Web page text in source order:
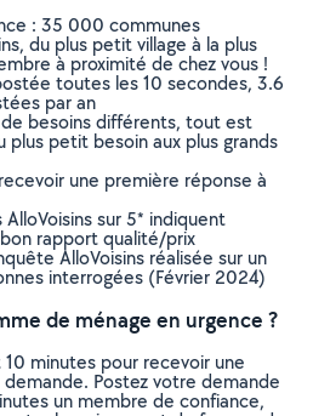
: 35 000 communes
du plus petit village à la plus
à proximité de chez vous !
toutes les 10 secondes, 3.6
par an
besoins différents, tout est
plus petit besoin aux plus grands
une première réponse à
sur 5* indiquent
bon rapport qualité/prix
AlloVoisins réalisée sur un
interrogées (Février 2024)
de ménage en urgence ?
minutes pour recevoir une
Postez votre demande
un membre de confiance,